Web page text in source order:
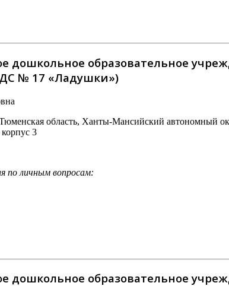
дошкольное образовательное
№ 17 «Ладушки»)
область, Ханты-Мансийский автономный
3
по личным вопросам:
дошкольное образовательное